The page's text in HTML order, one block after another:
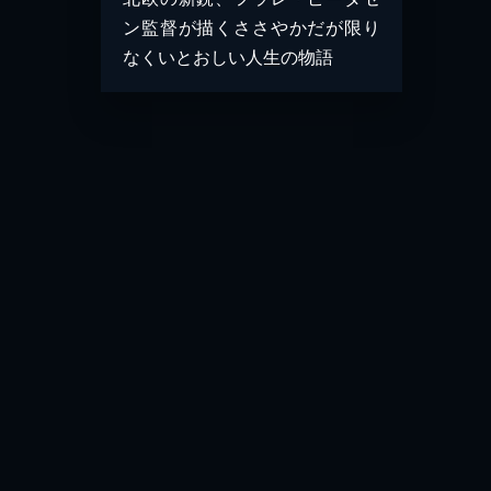
ン監督が描くささやかだが限り
なくいとおしい人生の物語